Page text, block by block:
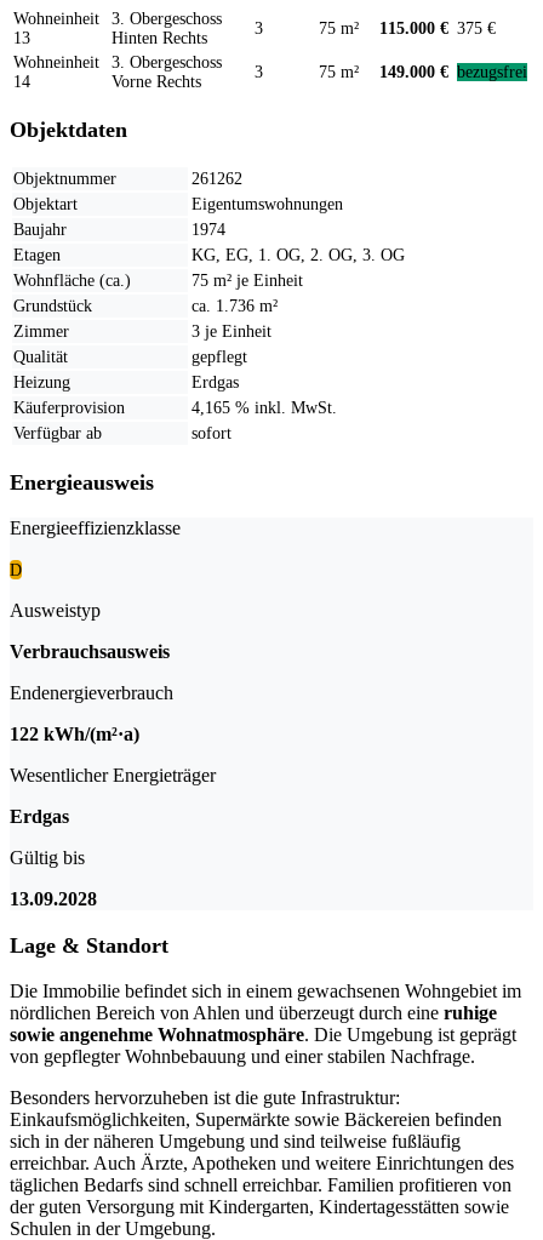
Wohneinheit
13
3. Obergeschoss
Hinten Rechts
3 75 m² 115.000 € 375 €
Wohneinheit
14
3. Obergeschoss
Vorne Rechts
3 75 m² 149.000 € bezugsfrei
Objektdaten
Objektnummer
261262
Objektart
Eigentumswohnungen
Baujahr
1974
Etagen
KG, EG, 1. OG, 2. OG, 3. OG
Wohnfläche (ca.)
75 m² je Einheit
Grundstück
ca. 1.736 m²
Zimmer
3 je Einheit
Qualität
gepflegt
Heizung
Erdgas
Käuferprovision
4,165 % inkl. MwSt.
Verfügbar ab
sofort
Energieausweis
Energieeffizienzklasse
D
Ausweistyp
Verbrauchsausweis
Endenergieverbrauch
122 kWh/(m²·a)
Wesentlicher Energieträger
Erdgas
Gültig bis
13.09.2028
Lage & Standort
Die Immobilie befindet sich in einem gewachsenen Wohngebiet im
nördlichen Bereich von Ahlen und überzeugt durch eine ruhige
sowie angenehme Wohnatmosphäre. Die Umgebung ist geprägt
von gepflegter Wohnbebauung und einer stabilen Nachfrage.
Besonders hervorzuheben ist die gute Infrastruktur:
Einkaufsmöglichkeiten, Superмärkte sowie Bäckereien befinden
sich in der näheren Umgebung und sind teilweise fußläufig
erreichbar. Auch Ärzte, Apotheken und weitere Einrichtungen des
täglichen Bedarfs sind schnell erreichbar. Familien profitieren von
der guten Versorgung mit Kindergarten, Kindertagesstätten sowie
Schulen in der Umgebung.